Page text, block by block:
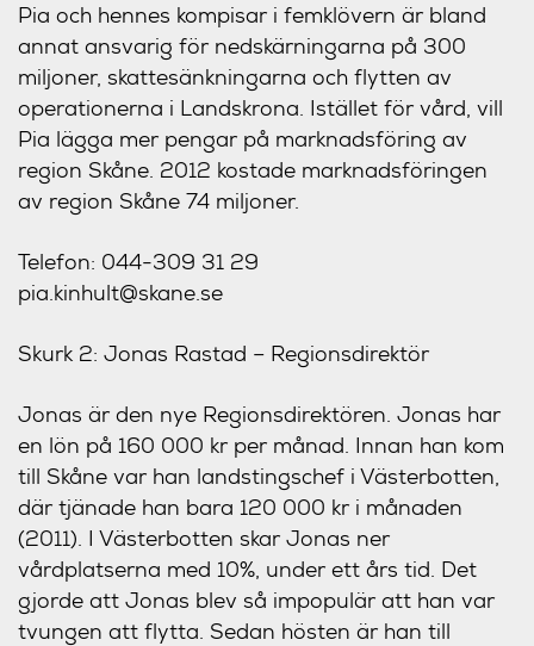
Pia och hennes kompisar i femklövern är bland
annat ansvarig för nedskärningarna på 300
miljoner, skattesänkningarna och flytten av
operationerna i Landskrona. Istället för vård, vill
Pia lägga mer pengar på marknadsföring av
region Skåne. 2012 kostade marknadsföringen
av region Skåne 74 miljoner.
Telefon: 044-309 31 29
pia.kinhult@skane.se
Skurk 2: Jonas Rastad – Regionsdirektör
Jonas är den nye Regionsdirektören. Jonas har
en lön på 160 000 kr per månad. Innan han kom
till Skåne var han landstingschef i Västerbotten,
där tjänade han bara 120 000 kr i månaden
(2011). I Västerbotten skar Jonas ner
vårdplatserna med 10%, under ett års tid. Det
gjorde att Jonas blev så impopulär att han var
tvungen att flytta. Sedan hösten är han till